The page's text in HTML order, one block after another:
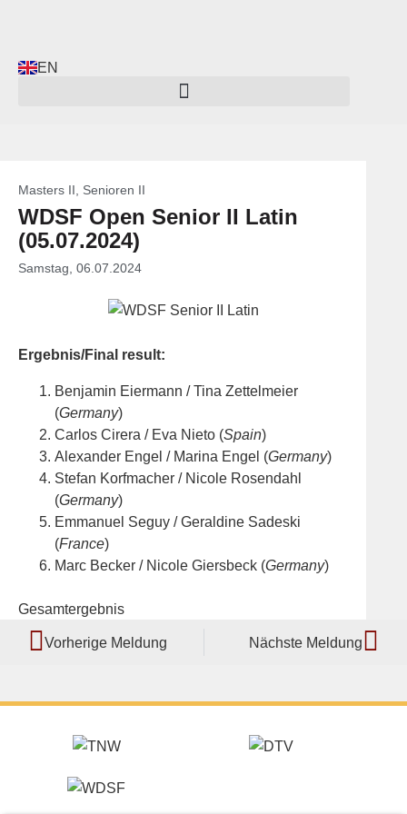
EN
Masters II, Senioren II
WDSF Open Senior II Latin
(05.07.2024)
Samstag, 06.07.2024
Ergebnis/Final result:
Benjamin Eiermann / Tina Zettelmeier
(Germany)
Carlos Cirera / Eva Nieto (Spain)
Alexander Engel / Marina Engel (Germany)
Stefan Korfmacher / Nicole Rosendahl
(Germany)
Emmanuel Seguy / Geraldine Sadeski
(France)
Marc Becker / Nicole Giersbeck (Germany)
Gesamtergebnis
Vorherige Meldung Nächste Meldung